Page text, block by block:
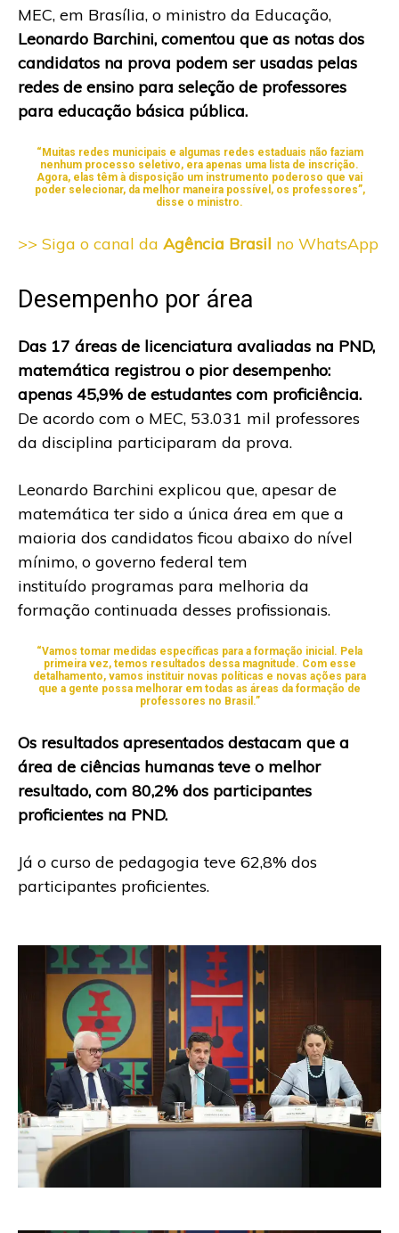
MEC, em Brasília, o ministro da Educação,
Leonardo Barchini, comentou que as notas dos
candidatos na prova podem ser usadas pelas
redes de ensino para seleção de professores
para educação básica pública.
“Muitas redes municipais e algumas redes estaduais não faziam
nenhum processo seletivo, era apenas uma lista de inscrição.
Agora, elas têm à disposição um instrumento poderoso que vai
poder selecionar, da melhor maneira possível, os professores”,
disse o ministro.
>> Siga o canal da Agência Brasil no WhatsApp
Desempenho por área
Das 17 áreas de licenciatura avaliadas na PND,
matemática registrou o pior desempenho:
apenas 45,9% de estudantes com proficiência.
De acordo com o MEC, 53.031 mil professores
da disciplina participaram da prova.
Leonardo Barchini explicou que, apesar de
matemática ter sido a única área em que a
maioria dos candidatos ficou abaixo do nível
mínimo, o governo federal tem
instituído programas para melhoria da
formação continuada desses profissionais.
“Vamos tomar medidas específicas para a formação inicial. Pela
primeira vez, temos resultados dessa magnitude. Com esse
detalhamento, vamos instituir novas políticas e novas ações para
que a gente possa melhorar em todas as áreas da formação de
professores no Brasil.”
Os resultados apresentados destacam que a
área de ciências humanas teve o melhor
resultado, com 80,2% dos participantes
proficientes na PND.
Já o curso de pedagogia teve 62,8% dos
participantes proficientes.